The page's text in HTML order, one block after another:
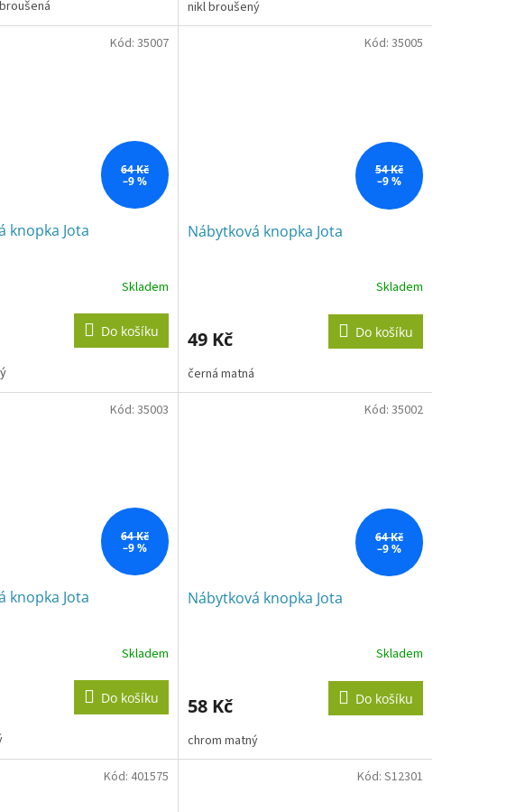
nikl broušený
64 Kč
–9 %
knopka Jota
Skladem
Do košíku
Kód: 35007
54 Kč
–9 %
Nábytková knopka Jota
Skladem
49 Kč Do košíku
černá matná
Kód: 35005
64 Kč
–9 %
knopka Jota
Skladem
Do košíku
Kód: 35003
64 Kč
–9 %
Nábytková knopka Jota
Skladem
58 Kč Do košíku
chrom matný
Kód: 35002
Kód: 401575 Kód: S12301